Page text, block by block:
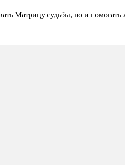
Матрицу судьбы, но и помогать